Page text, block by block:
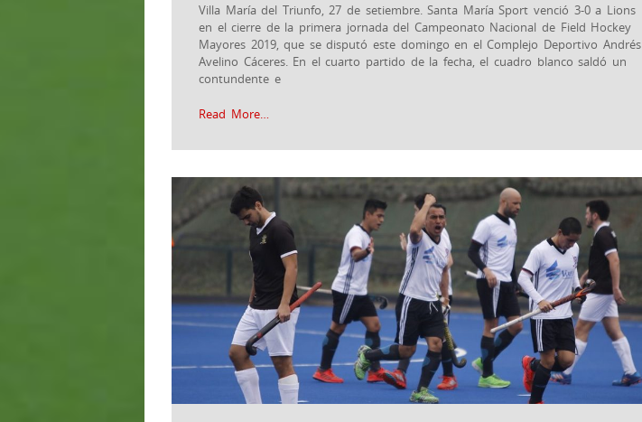
Villa María del Triunfo, 27 de setiembre. Santa María Sport venció 3-0 a Lions
en el cierre de la primera jornada del Campeonato Nacional de Field Hockey
Mayores 2019, que se disputó este domingo en el Complejo Deportivo Andrés
Avelino Cáceres. En el cuarto partido de la fecha, el cuadro blanco saldó un
contundente e
Read More…